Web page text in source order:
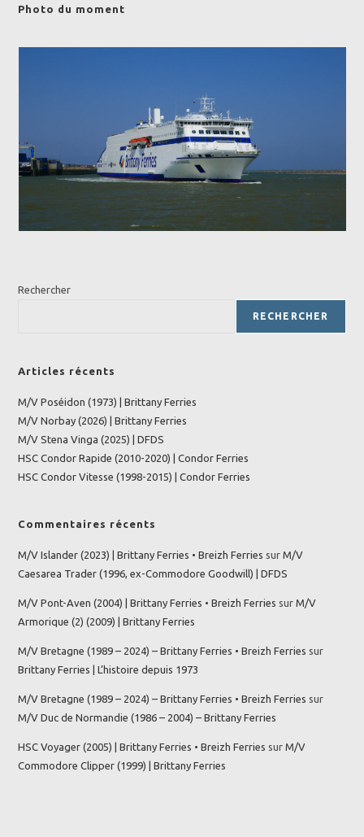
Photo du moment
Rechercher
RECHERCHER
Articles récents
M/V Poséidon (1973) | Brittany Ferries
M/V Norbay (2026) | Brittany Ferries
M/V Stena Vinga (2025) | DFDS
HSC Condor Rapide (2010-2020) | Condor Ferries
HSC Condor Vitesse (1998-2015) | Condor Ferries
Commentaires récents
M/V Islander (2023) | Brittany Ferries • Breizh Ferries surM/V
Caesarea Trader (1996, ex-Commodore Goodwill) | DFDS
M/V Pont-Aven (2004) | Brittany Ferries • Breizh Ferries surM/V
Armorique (2) (2009) | Brittany Ferries
M/V Bretagne (1989 – 2024) – Brittany Ferries • Breizh Ferries sur
Brittany Ferries | L’histoire depuis 1973
M/V Bretagne (1989 – 2024) – Brittany Ferries • Breizh Ferries sur
M/V Duc de Normandie (1986 – 2004) – Brittany Ferries
HSC Voyager (2005) | Brittany Ferries • Breizh Ferries surM/V
Commodore Clipper (1999) | Brittany Ferries